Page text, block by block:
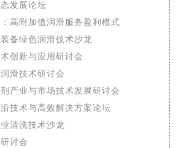
发展论坛
高附加值润滑服务盈利模式
备绿色润滑技术沙龙
创新与应用研讨会
滑技术研讨会
产业与市场技术发展研讨会
技术与高效解决方案论坛
清洗技术沙龙
讨会